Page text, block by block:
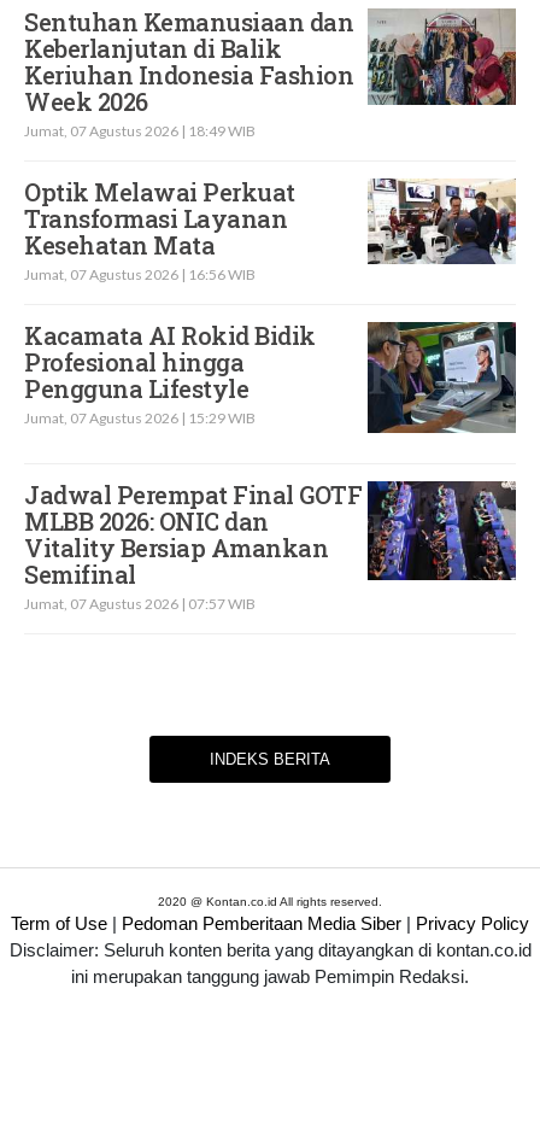
Sentuhan Kemanusiaan dan
Keberlanjutan di Balik
Keriuhan Indonesia Fashion
Week 2026
Jumat, 07 Agustus 2026 | 18:49 WIB
Optik Melawai Perkuat
Transformasi Layanan
Kesehatan Mata
Jumat, 07 Agustus 2026 | 16:56 WIB
Kacamata AI Rokid Bidik
Profesional hingga
Pengguna Lifestyle
Jumat, 07 Agustus 2026 | 15:29 WIB
Jadwal Perempat Final GOTF
MLBB 2026: ONIC dan
Vitality Bersiap Amankan
Semifinal
Jumat, 07 Agustus 2026 | 07:57 WIB
INDEKS BERITA
2020 @ Kontan.co.id All rights reserved.
Term of Use | Pedoman Pemberitaan Media Siber | Privacy Policy
Disclaimer: Seluruh konten berita yang ditayangkan di kontan.co.id
ini merupakan tanggung jawab Pemimpin Redaksi.